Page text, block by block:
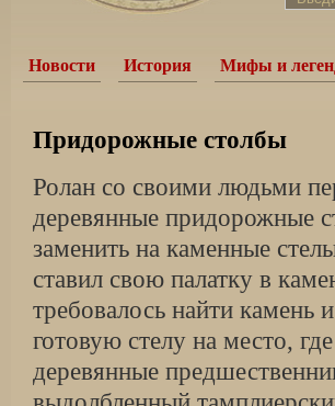
Новости История Мифы и
Придорожные столбы
Ролан со своими людьми
деревянные придорожные
заменить на каменные
ставил свою палатку в
требовалось найти камень
готовую стелу на место,
деревянные